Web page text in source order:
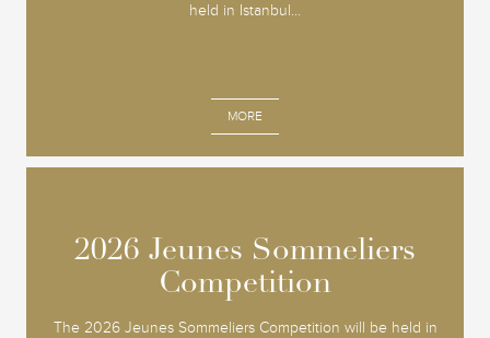
held in Istanbul...
MORE
2026 Jeunes Sommeliers
Competition
The 2026 Jeunes Sommeliers Competition will be held in
2026 Jeunes Sommeliers
Competition